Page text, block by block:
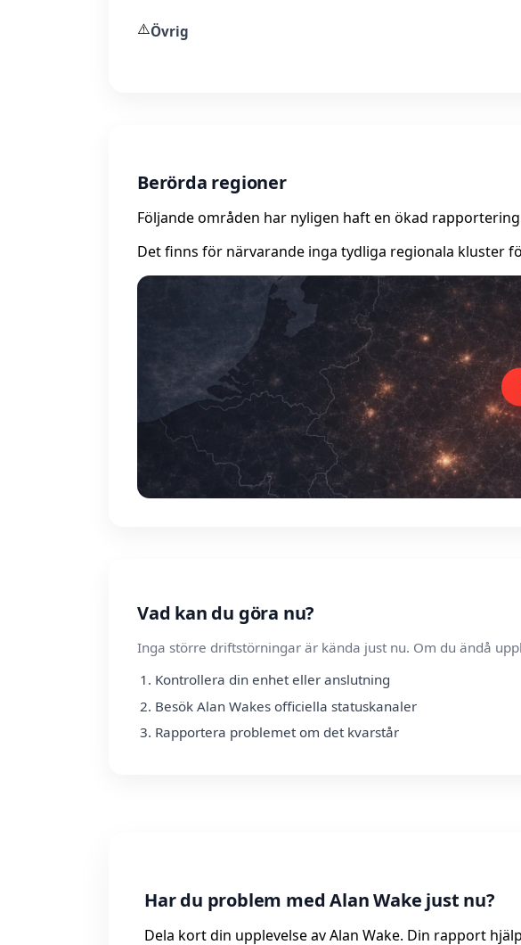
⚠️Övrig
Berörda regioner
Följande områden har nyligen haft en ökad
Det finns för närvarande inga tydliga regionala kluster
Vad kan du göra nu?
Inga större driftstörningar är kända just nu. Om du ändå
Kontrollera din enhet eller anslutning
Besök Alan Wakes officiella statuskanaler
Rapportera problemet om det kvarstår
Har du problem med Alan Wake just nu?
Dela kort din upplevelse av Alan Wake. Din rapport